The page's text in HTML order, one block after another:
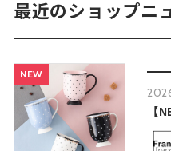
最近のショップニ
NEW
【